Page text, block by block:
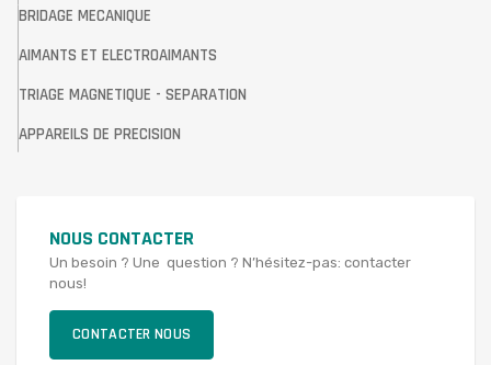
BRIDAGE MECANIQUE
AIMANTS ET ELECTROAIMANTS
TRIAGE MAGNETIQUE - SEPARATION
APPAREILS DE PRECISION
NOUS CONTACTER
Un besoin ? Une question ? N’hésitez-pas: contacter
nous!
CONTACTER NOUS